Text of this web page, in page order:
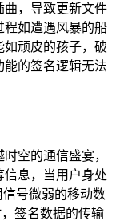
曲，导致更新文件
程如遭遇风暴的船
如顽皮的孩子，破
的签名逻辑无法
空的通信盛宴，
信息，当用户身处
信号微弱的移动数
签名数据的传输